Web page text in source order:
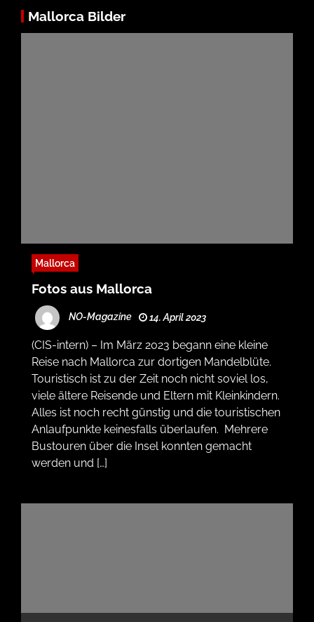
Mallorca Bilder
Mallorca
Fotos aus Mallorca
NO-Magazine 14. April 2023
(CIS-intern) – Im März 2023 begann eine kleine
Reise nach Mallorca zur dortigen Mandelblüte.
Touristisch ist zu der Zeit noch nicht soviel los,
viele ältere Reisende und Eltern mit Kleinkindern.
Alles ist noch recht günstig und die touristischen
Anlaufpunkte keinesfalls überlaufen. Mehrere
Bustouren über die Insel konnten gemacht
werden und […]